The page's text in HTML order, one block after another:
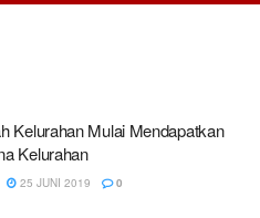
Kelurahan Mulai Mendapatkan
Kelurahan
25 JUNI 2019 0